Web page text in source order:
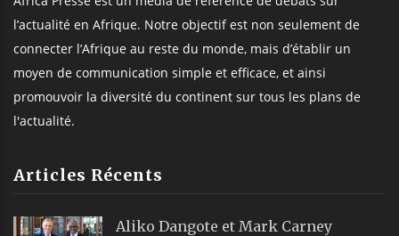
l’actualité en Afrique. Notre objectif est non seulement de
connecter l’Afrique au reste du monde, mais d’établir un
moyen de communication simple et efficace, et ainsi
promouvoir la diversité du continent sur tous les plans de
l'actualité.
Articles Récents
Aliko Dangote et Mark Carney